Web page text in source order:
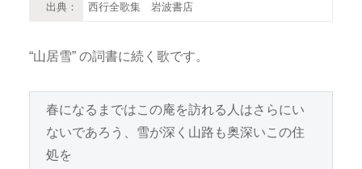
出典： 西行全歌集 岩波書店
“山居雪” の詞書に続く歌です。
春になるまではこの庵を訪れる人はさらにい
ないであろう、雪が深く山路も奥深いこの住
処を